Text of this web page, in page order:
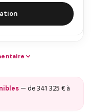
— de341 325 € à